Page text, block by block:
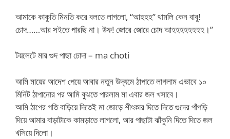
আমাকে কাকুতি মিনতি করে বলতে লাগলো, “আহহহ” থামলি কেন বাবু!
চোদ……আর সইতে পারছি না। উফ! জোরে জোরে চোদ আহহহহহহহহ।”
টয়লেটে মার গুদ পাছা চোদা – ma choti
আমি মায়ের আদেশ পেয়ে আবার নতুন উদ্যমে ঠাপাতে লাগলাম এভাবে ১০
মিনিট ঠাপানোর পর আমি বুঝতে পারলাম মা এবার জল খসাবে।
আমি ঠাপের গতি বাড়িয়ে দিতেই মা জোড়ে শীৎকার দিতে দিতে গুদের পাঁপড়ি
দিয়ে আমার বাড়াটাকে কামড়াতে লাগলো, আর পাছাটা ঝাঁকুনি দিতে দিতে জল
খসিয়ে দিলো।